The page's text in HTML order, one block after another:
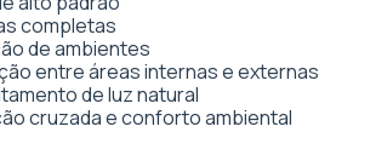
completas
de ambientes
entre áreas internas e externas
de luz natural
cruzada e conforto ambiental